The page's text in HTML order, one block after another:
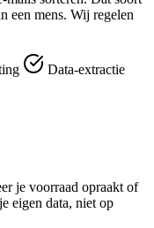
een mens. Wij regelen
Data-extractie
je voorraad opraakt of
eigen data, niet op